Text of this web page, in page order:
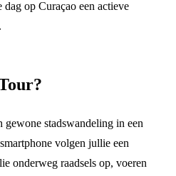
op Curaçao een actieve
gewone stadswandeling in een
volgen jullie een
onderweg raadsels op, voeren